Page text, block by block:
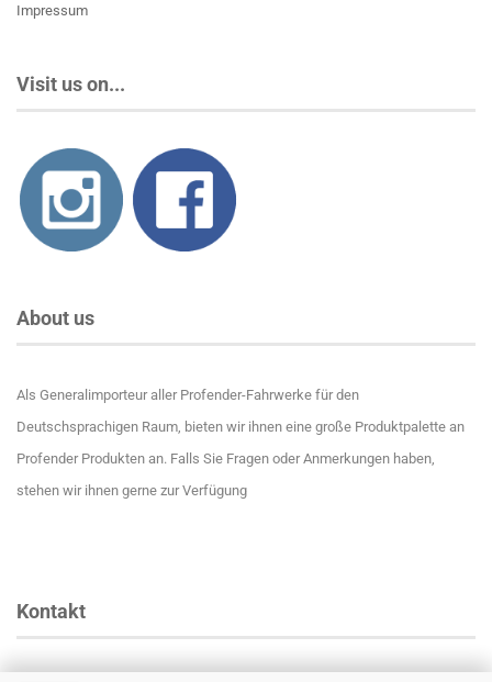
Impressum
Visit us on...
About us
Als Generalimporteur aller Profender-Fahrwerke für den
Deutschsprachigen Raum, bieten wir ihnen eine große Produktpalette an
Profender Produkten an. Falls Sie Fragen oder Anmerkungen haben,
stehen wir ihnen gerne zur Verfügung
Kontakt